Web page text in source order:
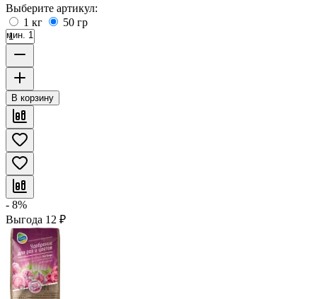
Выберите артикул:
1 кг
50 гр
мин. 1
В корзину
- 8%
Выгода 12 ₽